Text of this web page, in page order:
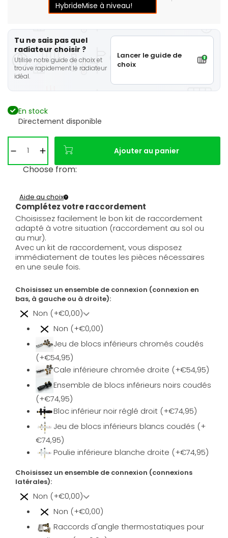
HybrideMise à niveau!
Tu ne sais pas quel
radiateur choisir ?
Utilise notre guide de choix et
trouve rapidement le radiateur
idéal.
Lancer le guide de
choix
En stock
Directement disponible
Ajouter au panier
Choose from:
Complétez votre raccordement
Aide au choix
Choisissez facilement le bon kit de raccordement
adapté à votre situation (raccordement au sol ou
au mur).
Avec un kit de raccordement, vous disposez
immédiatement de toutes les pièces nécessaires
en une seule fois.
Choisissez un ensemble de connexion (connexion en
bas, à gauche ou à droite):
Non (+€0,00)
Non (+€0,00)
Jeu de blocs inférieurs chromés coudés
(+€54,95)
Cale inférieure chromée droite (+€54,95)
Ensemble de blocs inférieurs noirs coudés
(+€74,95)
Bloc inférieur noir réglé droit (+€74,95)
Jeu de blocs inférieurs blancs coudés (+
€74,95)
Poulie inférieure blanche droite (+€74,95)
Choisissez un ensemble de connexion (connexions
latérales):
Non (+€0,00)
Non (+€0,00)
Raccords d'angle thermostatiques pour